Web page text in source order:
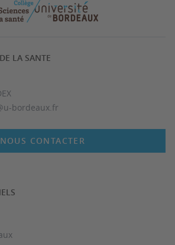
LA SANTE
bordeaux.fr
NOUS CONTACTER